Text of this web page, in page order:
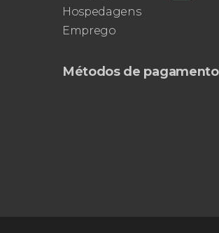
Hospedagens
Emprego
Métodos de pagamento